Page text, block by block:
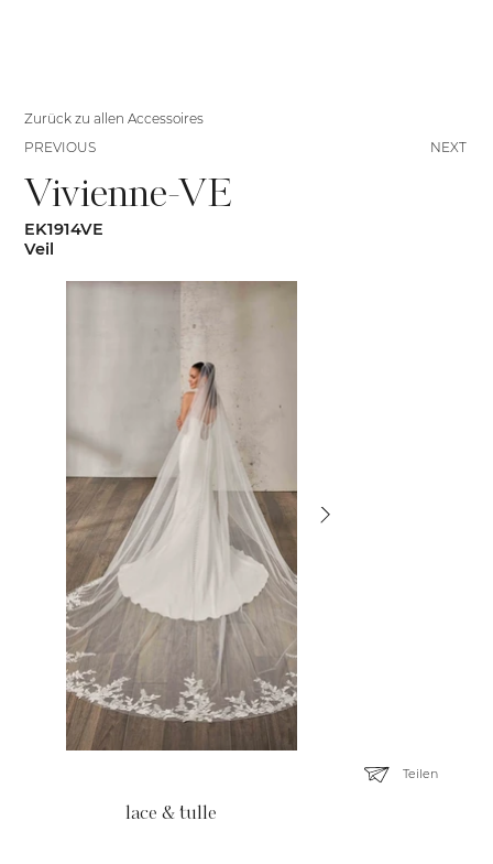
lace & tulle
Vivienne-VE
EK1914VE
Veil
Teilen
NEXT
Zurück zu allen Accessoires
PREVIOUS